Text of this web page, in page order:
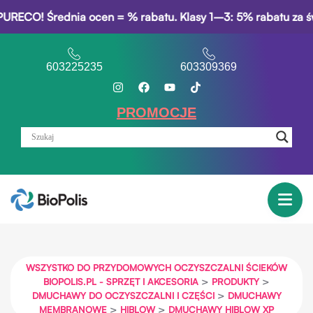
Średnia ocen = % rabatu. Klasy 1–3: 5% rabatu za
603225235 603309369
PROMOCJE
WSZYSTKO DO PRZYDOMOWYCH OCZYSZCZALNI ŚCIEKÓW
BIOPOLIS.PL - SPRZĘT I AKCESORIA > PRODUKTY>
DMUCHAWY DO OCZYSZCZALNI I CZĘŚCI> DMUCHAWY
MEMBRANOWE > HIBLOW> DMUCHAWY HIBLOW XP